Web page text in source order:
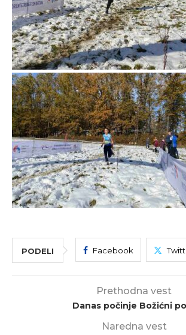
PODELI Facebook
Prethodna vest
Danas počinje Božićni
Naredna vest